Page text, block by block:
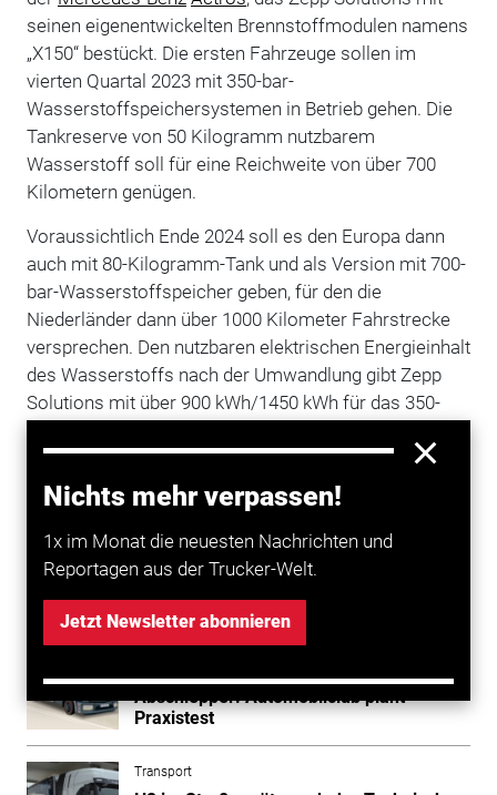
Nichts mehr verpassen!
1x im Monat die neuesten Nachrichten und
Reportagen aus der Trucker-Welt.
Jetzt Newsletter abonnieren
seinen eigenentwickelten Brennstoffmodulen namens
„X150“ bestückt. Die ersten Fahrzeuge sollen im
vierten Quartal 2023 mit 350-bar-
Wasserstoffspeichersystemen in Betrieb gehen. Die
Tankreserve von 50 Kilogramm nutzbarem
Wasserstoff soll für eine Reichweite von über 700
Kilometern genügen.
Voraussichtlich Ende 2024 soll es den Europa dann
auch mit 80-Kilogramm-Tank und als Version mit 700-
bar-Wasserstoffspeicher geben, für den die
Niederländer dann über 1000 Kilometer Fahrstrecke
versprechen. Den nutzbaren elektrischen Energieinhalt
des Wasserstoffs nach der Umwandlung gibt Zepp
Solutions mit über 900 kWh/1450 kWh für das 350-
behält sich das Unternehmen selbstredend vor, den
Europa künftig noch mit weiteren
Aufbauten
Transport
Umrüstung zum Wasserstoff-
Abschlepper: Automobilclub plant
Praxistest
Transport